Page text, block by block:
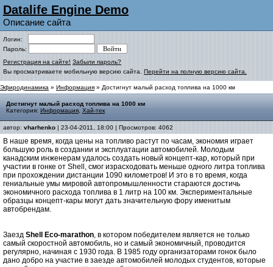
Datalife Engine Demo
Описание сайта
Логин:
Пароль:
Регистрация на сайте! Забыли пароль?
Вы просматриваете мобильную версию сайта. Перейти на полную версию сайта.
Эфиродинамика » Информация » Достигнут малый расход топлива на 1000 км
Достигнут малый расход топлива на 1000 км
Категория: Информация Хай-тек
автор: vharhenko | 23-04-2011, 18:00 | Просмотров: 4062
В наше время, когда цены на топливо растут по часам, экономия играет
большую роль в создании и эксплуатации автомобилей. Молодым
канадским инженерам удалось создать новый концепт-кар, который при
участии в гонке от Shell, смог израсходовать меньше одного литра топлива
при прохождении дистанции 1090 километров! И это в то время, когда
гениальные умы мировой автопромышленности стараются достичь
экономичного расхода топлива в 1 литр на 100 км. Экспериментальные
образцы концепт-кары могут дать значительную фору именитым
автобрендам.
Заезд Shell Eco-marathon, в котором победителем является не только
самый скоростной автомобиль, но и самый экономичный, проводится
регулярно, начиная с 1930 года. В 1985 году организаторами гонок было
дано добро на участие в заезде автомобилей молодых студентов, которые